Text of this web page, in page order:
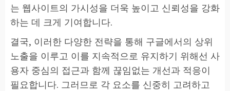
는 웹사이트의 가시성을 더욱 높이고 신뢰성을 강화
하는 데 크게 기여합니다.
결국, 이러한 다양한 전략을 통해 구글에서의 상위
노출을 이루고 이를 지속적으로 유지하기 위해선 사
용자 중심의 접근과 함께 끊임없는 개선과 적응이
필요합니다. 그러므로 각 요소를 신중히 고려하고